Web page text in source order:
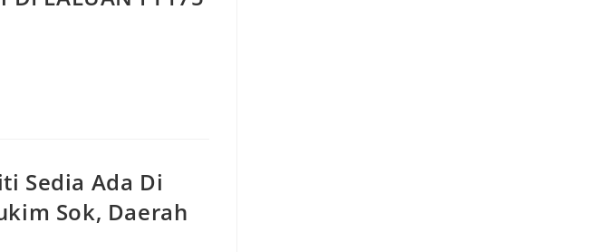
Sedia Ada Di
Sok, Daerah